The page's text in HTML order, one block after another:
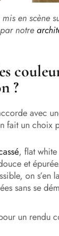
en scène
notre
?
avec
fait un choix
, flat
et
on s’en
sans se
un rendu